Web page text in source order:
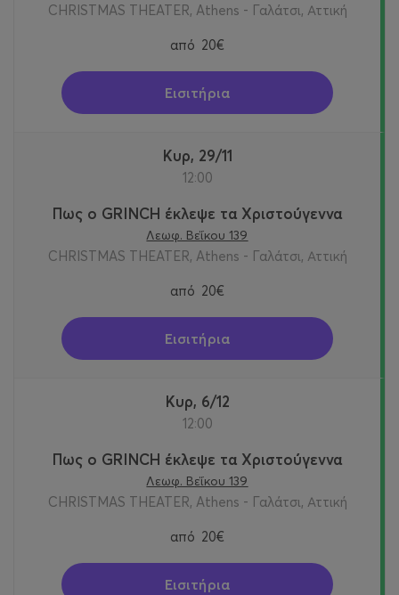
CHRISTMAS THEATER, Athens - Γαλάτσι, Αττική
από 20€
Εισιτήρια
Κυρ, 29/11
12:00
Πως ο GRINCH έκλεψε τα Χριστούγεννα
Λεωφ. Βεΐκου 139
CHRISTMAS THEATER, Athens - Γαλάτσι, Αττική
από 20€
Εισιτήρια
Κυρ, 6/12
12:00
Πως ο GRINCH έκλεψε τα Χριστούγεννα
Λεωφ. Βεΐκου 139
CHRISTMAS THEATER, Athens - Γαλάτσι, Αττική
από 20€
Εισιτήρια